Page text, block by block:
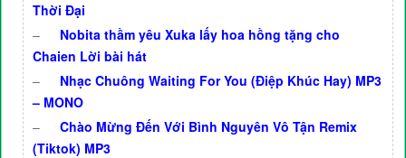
Thời Đại
–
Nobita thầm yêu Xuka lấy hoa hồng tặng cho
Chaien Lời bài hát
–
Nhạc Chuông Waiting For You (Điệp Khúc Hay) MP3
– MONO
–
Chào Mừng Đến Với Bình Nguyên Vô Tận Remix
(Tiktok) MP3